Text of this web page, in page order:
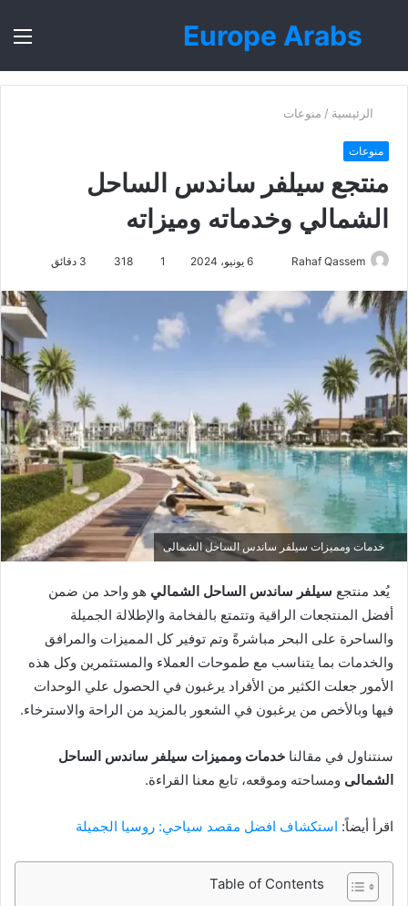
Europe Arabs
بحث
الرئيسية / منوعات
منوعات
منتجع سيلفر ساندس الساحل
الشمالي وخدماته وميزاته
Rahaf Qassem
إلكترونيا
6 يونيو، 2024 1
318
خدمات ومميزات سيلفر ساندس الساحل الشمالى
يُعد منتجع سيلفر ساندس الساحل الشمالي هو واحد من ضمن
أفضل المنتجعات الراقية وتتمتع بالفخامة والإطلالة الجميلة
والساحرة على البحر مباشرةً وتم توفير كل المميزات والمرافق
والخدمات بما يتناسب مع طموحات العملاء والمستثمرين وكل هذه
الأمور جعلت الكثير من الأفراد يرغبون في الحصول علي الوحدات
فيها وبالأخص من يرغبون في الشعور بالمزيد من الراحة والاسترخاء.
سنتناول في مقالنا خدمات ومميزات سيلفر ساندس الساحل
الشمالى ومساحته وموقعه، تابع معنا القراءة.
اقرأ أيضاً: استكشاف افضل مقصد سياحي: روسيا الجميلة
Table of Contents